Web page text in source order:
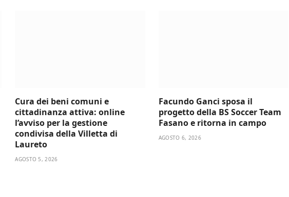
Cura dei beni comuni e
cittadinanza attiva: online
l’avviso per la gestione
condivisa della Villetta di
Laureto
AGOSTO 5, 2026
Facundo Ganci sposa il
progetto della BS Soccer Team
Fasano e ritorna in campo
AGOSTO 6, 2026